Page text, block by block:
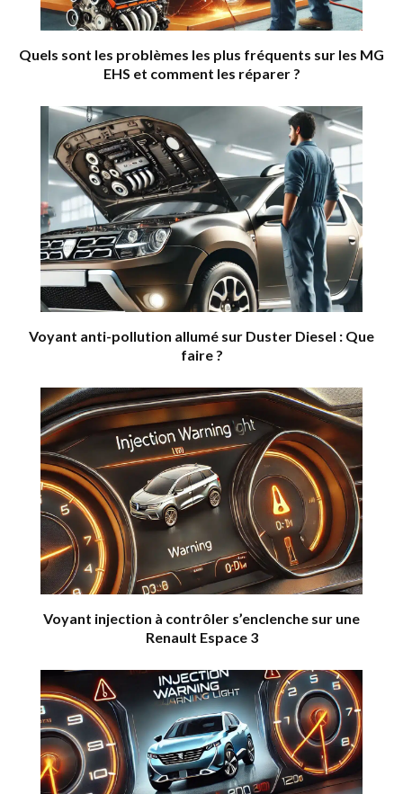
Quels sont les problèmes les plus fréquents sur les MG
EHS et comment les réparer ?
Voyant anti-pollution allumé sur Duster Diesel : Que
faire ?
Voyant injection à contrôler s’enclenche sur une
Renault Espace 3